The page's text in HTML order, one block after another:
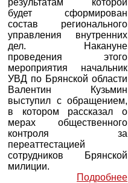
результатам которой
будет сформирован
состав регионального
управления внутренних
дел. Накануне
проведения этого
мероприятия начальник
УВД по Брянской области
Валентин Кузьмин
выступил с обращением,
в котором рассказал о
мерах общественного
контроля за
переаттестацией
сотрудников Брянской
милиции.
Подробнее